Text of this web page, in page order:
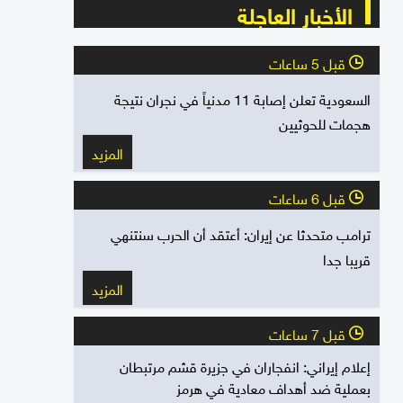
الأخبار العاجلة
l قبل 5 ساعات
السعودية تعلن إصابة 11 مدنياً في نجران نتيجة
هجمات للحوثيين
المزيد
l قبل 6 ساعات
ترامب متحدثا عن إيران: أعتقد أن الحرب سنتنهي
قريبا جدا
المزيد
l قبل 7 ساعات
إعلام إيراني: انفجاران في جزيرة قشم مرتبطان
بعملية ضد أهداف معادية في هرمز